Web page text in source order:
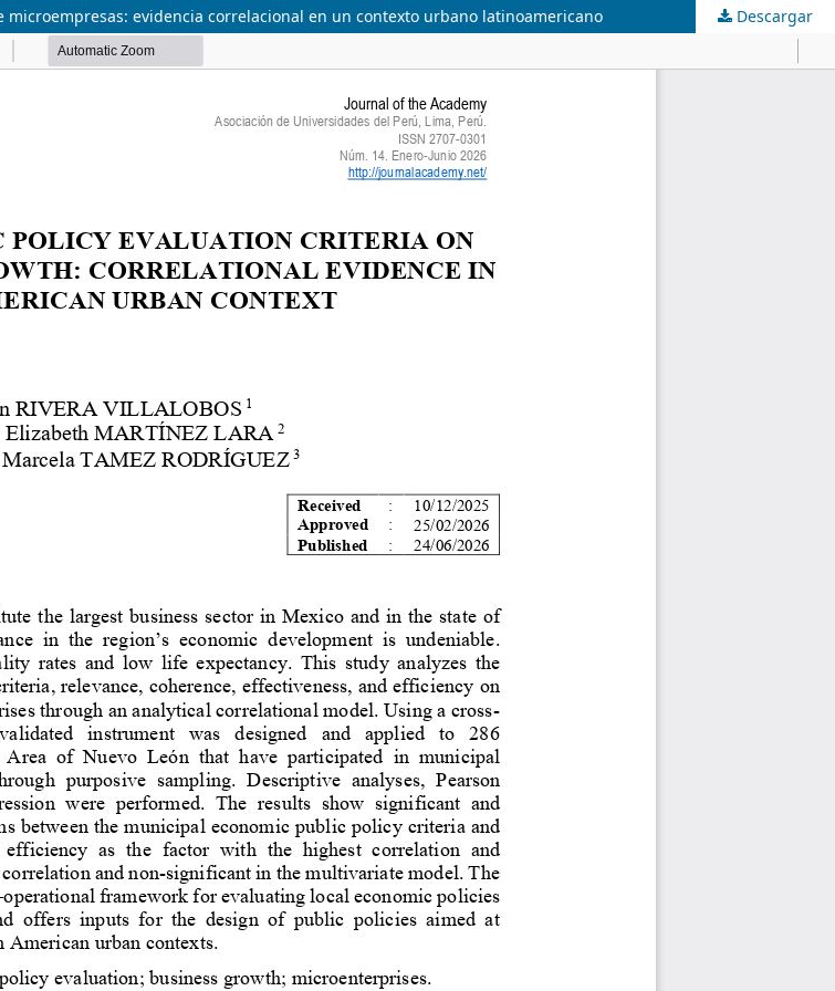
evidencia correlacional en un contexto urbano latinoamericano Descargar